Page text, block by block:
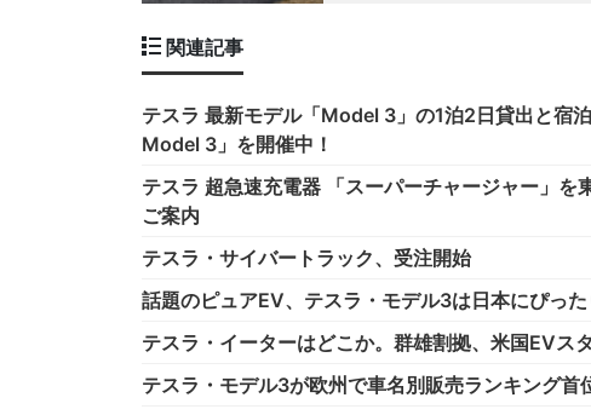
関連記事
テスラ 最新モデル「Model 3」の1泊2日貸出と宿
Model 3」を開催中！
テスラ 超急速充電器 「スーパーチャージャー」
ご案内
テスラ・サイバートラック、受注開始
話題のピュアEV、テスラ・モデル3は日本にぴっ
テスラ・イーターはどこか。群雄割拠、米国EVス
テスラ・モデル3が欧州で車名別販売ランキング首